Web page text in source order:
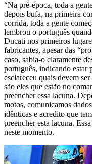
“Na pré-época, toda a
depois bufa, na primeira
corrida, toda a gente
lembrou o português
Ducati nos primeiros
fabricantes, apesar das
caso, sabia-o claramente
português, indicando estar
esclareceu quais devem
são eles que estão no
preencher essa lacuna.
motos, comunicamos
idênticas e acredito que
preencher esta lacuna.
neste momento.